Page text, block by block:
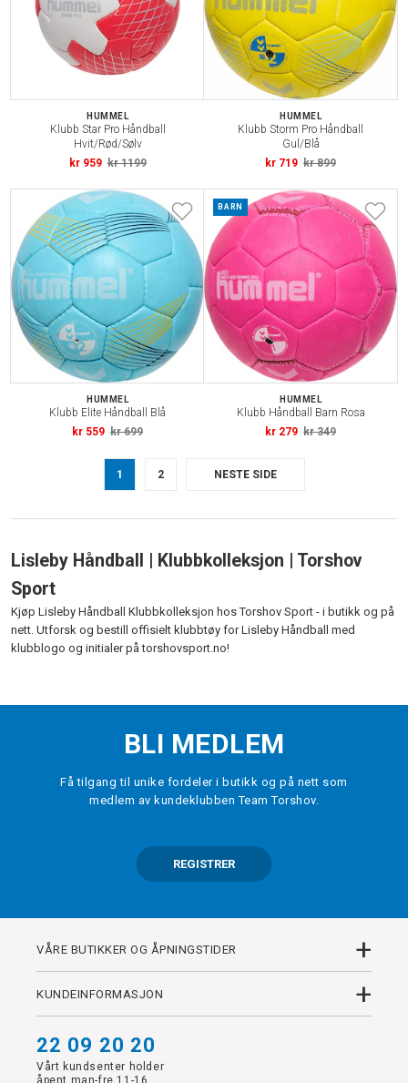
HUMMEL
Klubb Star Pro Håndball
Hvit/Rød/Sølv
kr 959 kr 1199
HUMMEL
Klubb Storm Pro Håndball
Gul/Blå
kr 719 kr 899
HUMMEL
Klubb Elite Håndball Blå
kr 559 kr 699
BARN
HUMMEL
Klubb Håndball Barn Rosa
kr 279 kr 349
1 2 NESTE SIDE
Lisleby Håndball | Klubbkolleksjon | Torshov
Sport
Kjøp Lisleby Håndball Klubbkolleksjon hos Torshov Sport - i butikk og på
nett. Utforsk og bestill offisielt klubbtøy for Lisleby Håndball med
klubblogo og initialer på torshovsport.no!
BLI MEDLEM
Få tilgang til unike fordeler i butikk og på nett som
medlem av kundeklubben Team Torshov.
REGISTRER
VÅRE BUTIKKER OG ÅPNINGSTIDER +
KUNDEINFORMASJON +
22 09 20 20
Vårt kundsenter holder
åpent man-fre 11-16